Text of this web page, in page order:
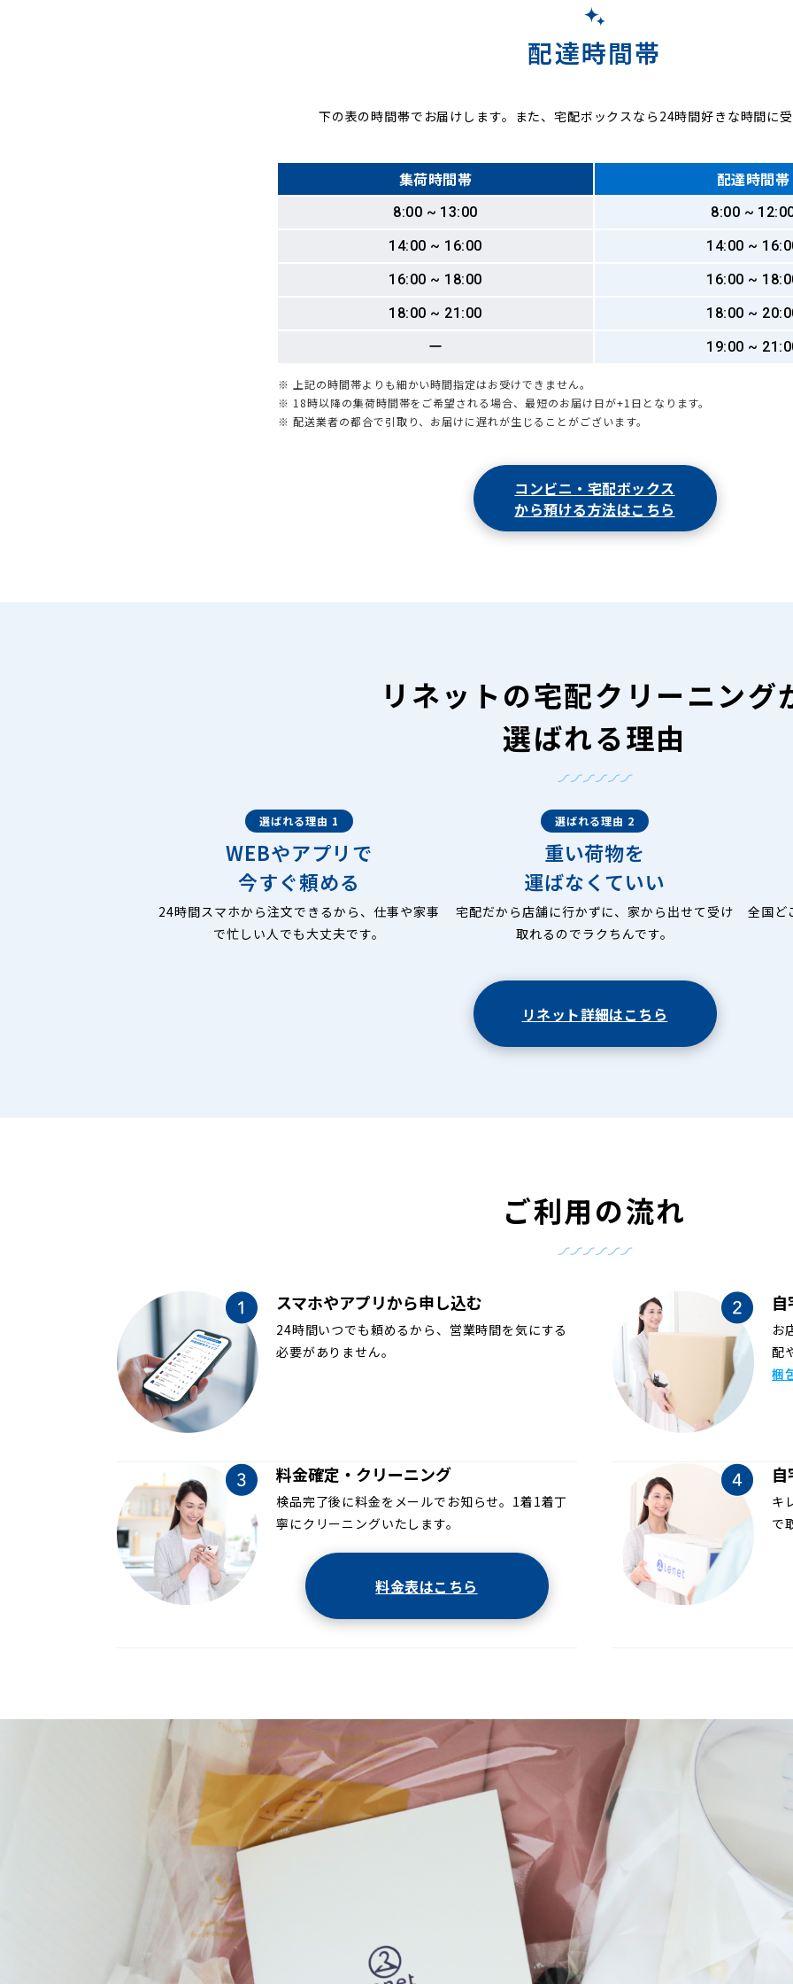
配達時間帯
下の表の時間帯でお届けします。また、宅配ボックスなら24時間好きな時間に
集荷時間帯 配達時間帯
8:00 ~ 13:00
8:00 ~
14:00 ~ 16:00
14:00 ~
16:00 ~ 18:00
16:00 ~
18:00 ~ 21:00
18:00 ~
ー
19:00 ~
※ 上記の時間帯よりも細かい時間指定はお受けできません。
※ 18時以降の集荷時間帯をご希望される場合、最短のお届け日が+1日となります。
※ 配送業者の都合で引取り、お届けに遅れが生じることがございます。
コンビニ・宅配ボックス
から預ける方法はこちら
リネットの宅配クリーニング
選ばれる理由
選ばれる理由 1
WEBやアプリで
今すぐ頼める
24時間スマホから注文できるから、仕事や家事
で忙しい人でも大丈夫です。
選ばれる理由 2
重い荷物を
運ばなくていい
宅配だから店舗に行かずに、家から出せて受け
取れるのでラクちんです。
全国ど
リネット詳細はこちら
ご利用の流れ
スマホやアプリから申し込む
24時間いつでも頼めるから、営業時間を気にする
必要がありません。
お
配
梱
料金確定・クリーニング
検品完了後に料金をメールでお知らせ。1着1着丁
寧にクリーニングいたします。
料金表はこちら
キ
で